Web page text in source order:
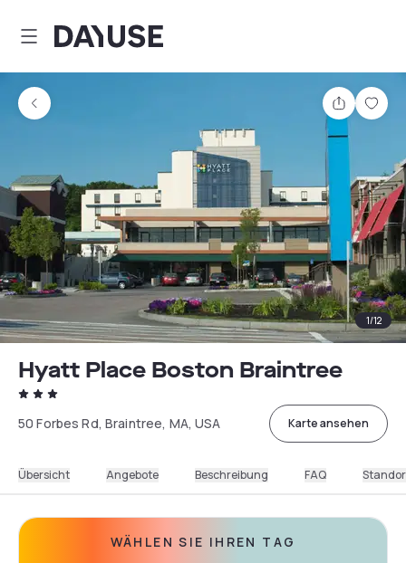
Dayuse
Teilen
1/12
Hyatt Place Boston Braintree
50 Forbes Rd, Braintree, MA, USA Karte ansehen
Übersicht Angebote Beschreibung FAQ
WÄHLEN SIE IHREN TAG